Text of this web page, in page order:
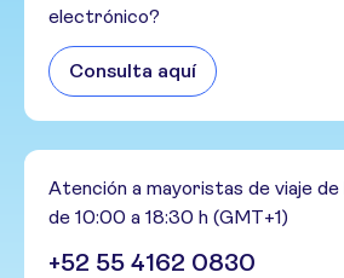
electrónico?
Consulta aquí
Atención a mayoristas de viaje de
de 10:00 a 18:30 h (GMT+1)
+52 55 4162 0830